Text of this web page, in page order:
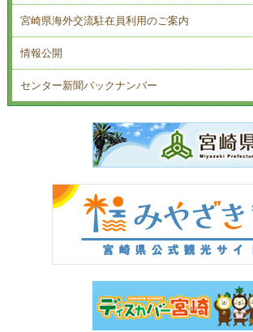
宮崎県海外交流駐在員利用のご案内
情報公開
センター新聞バックナンバー